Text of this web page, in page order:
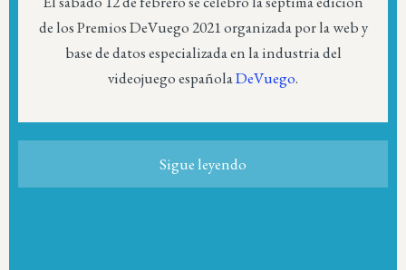
de los Premios DeVuego 2021 organizada por la web y
base de datos especializada en la industria del
videojuego españolaDeVuego.
Sigue leyendo